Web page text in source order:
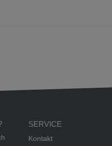
SERVICE
Kontakt